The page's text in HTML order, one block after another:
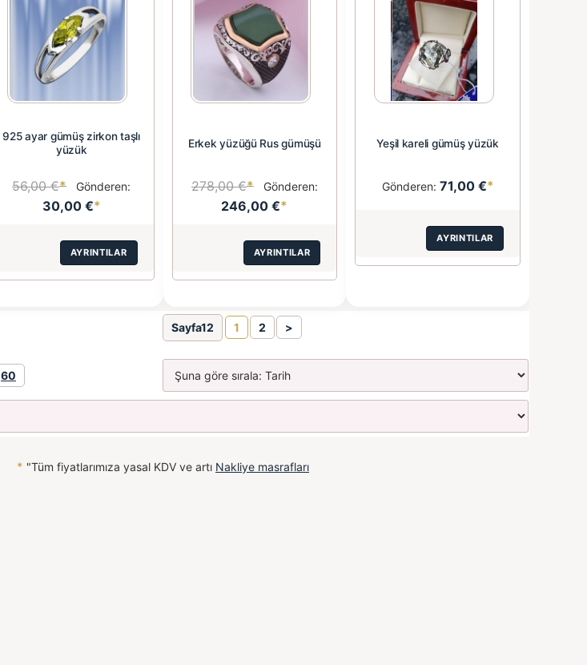
925 ayar gümüş zirkon taşlı
yüzük
56,00 €* Gönderen:
30,00 €*
AYRINTILAR
Erkek yüzüğü Rus gümüşü
278,00 €* Gönderen:
246,00 €*
AYRINTILAR
Yeşil kareli gümüş yüzük
Gönderen: 71,00 €*
AYRINTILAR
Sayfa12 1 2 >
60
* "Tüm fiyatlarımıza yasal KDV ve artı Nakliye masrafları